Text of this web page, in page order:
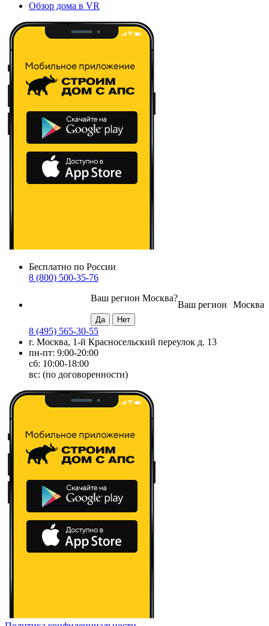
Обзор дома в VR
Бесплатно по России
8 (800) 500-35-76
Москва
Ваш регион
Ваш регион Москва?
8 (495) 565-30-55
г. Москва, 1-й Красносельский переулок д. 13
пн-пт: 9:00-20:00
сб: 10:00-18:00
вс: (по договоренности)